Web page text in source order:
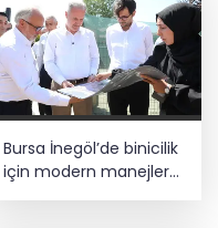
Bursa İnegöl’de binicilik
için modern manejler
yapılıyor